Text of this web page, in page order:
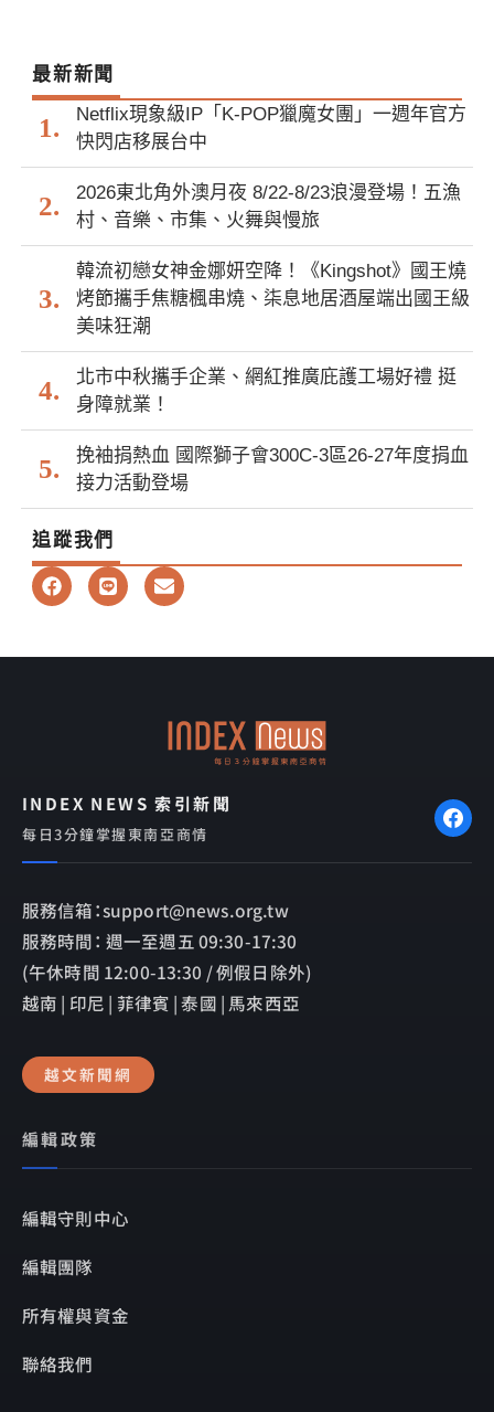
最新新聞
Netflix現象級IP「K-POP獵魔女團」一週年官方
快閃店移展台中
2026東北角外澳月夜 8/22-8/23浪漫登場！五漁
村、音樂、市集、火舞與慢旅
韓流初戀女神金娜妍空降！《Kingshot》國王燒
烤節攜手焦糖楓串燒、柒息地居酒屋端出國王級
美味狂潮
北市中秋攜手企業、網紅推廣庇護工場好禮 挺
身障就業！
挽袖捐熱血 國際獅子會300C-3區26-27年度捐血
接力活動登場
追蹤我們
F
a
b
L
i
E
n
l
INDEX NEWS 索引新聞
每日3分鐘掌握東南亞商情
服務信箱：support@news.org.tw
服務時間： 週一至週五 09:30-17:30
(午休時間 12:00-13:30 / 例假日除外)
越南 | 印尼 | 菲律賓 | 泰國 | 馬來西亞
越文新聞網
編輯政策
編輯守則中心
編輯團隊
所有權與資金
聯絡我們